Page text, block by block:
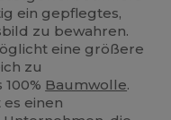
ein gepflegtes,
zu bewahren.
eine größere
zu
Baumwolle.
einen